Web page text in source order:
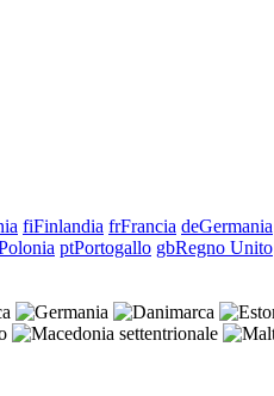
fiFinlandia frFrancia deGermania
ptPortogallo gbRegno Unito